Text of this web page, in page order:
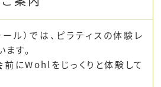
ル）では、ピラティスの体験レ
す。
にWohlをじっくりと体験して